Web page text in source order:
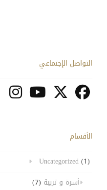
التواصل الإجتماعي
الأقسام
Uncategorized(1)
أسرة و تربية (7)